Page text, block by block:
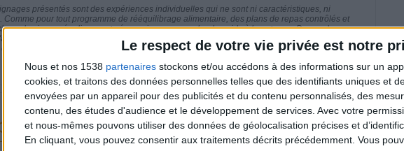
Le respect de votre vie privée est notre
Nous et nos 1538 partenaires stockons et/ou accédons à des informations sur un
cookies, et traitons des données personnelles telles que des identifiants uniques et
envoyées par un appareil pour des publicités et du contenu personnalisés, des
contenu, des études d'audience et le développement de services. Avec votre
et nous-mêmes pouvons utiliser des données de géolocalisation précises et
En cliquant, vous pouvez consentir aux traitements décrits précédemment. Vous
présentés sont des expériences individuelles qui ne sont ni caractéristiques, ni
Comme pour tout programme de rééquilibrage alimentaire, des plans de repas contrôlés et
physiques réguliers sont nécessaires pour perdre du poids à long terme. Demandez
de votre médecin traitant avant d'entreprendre un régime amincissant, un programme
modifier vos habitudes nutritionnelles.
en direct Voir tout